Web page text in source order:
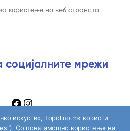
користење на веб страната
социјалните мрежи
искуство, Topolino.mk користи
Со понатамошно користење на